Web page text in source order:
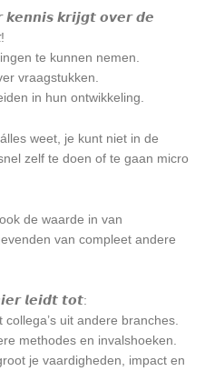
𝙠𝙧𝙞𝙟𝙜𝙩 𝙤𝙫𝙚𝙧 𝙙𝙚
te kunnen nemen.
vraagstukken.
in hun ontwikkeling.
weet, je kunt niet in de
zelf te doen of te gaan micro
de waarde in van
van compleet andere
𝙡𝙚𝙞𝙙𝙩 𝙩𝙤𝙩:
uit andere branches.
methodes en invalshoeken.
je vaardigheden, impact en